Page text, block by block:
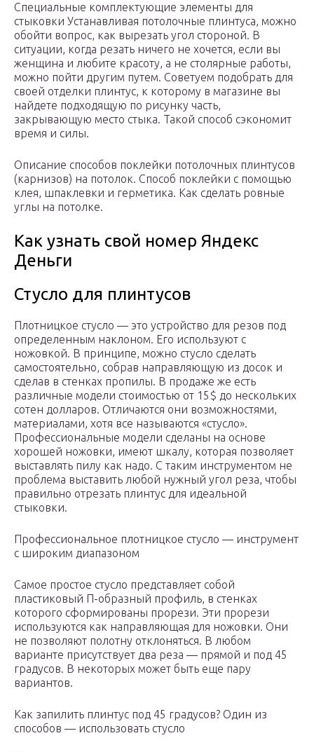
Специальные комплектующие элементы для
стыковки Устанавливая потолочные плинтуса, можно
обойти вопрос, как вырезать угол стороной. В
ситуации, когда резать ничего не хочется, если вы
женщина и любите красоту, а не столярные работы,
можно пойти другим путем. Советуем подобрать для
своей отделки плинтус, к которому в магазине вы
найдете подходящую по рисунку часть,
закрывающую место стыка. Такой способ сэкономит
время и силы.
Описание способов поклейки потолочных плинтусов
(карнизов) на потолок. Способ поклейки с помощью
клея, шпаклевки и герметика. Как сделать ровные
углы на потолке.
Как узнать свой номер Яндекс
Деньги
Стусло для плинтусов
Плотницкое стусло — это устройство для резов под
определенным наклоном. Его используют с
ножовкой. В принципе, можно стусло сделать
самостоятельно, собрав направляющую из досок и
сделав в стенках пропилы. В продаже же есть
различные модели стоимостью от 15$ до нескольких
сотен долларов. Отличаются они возможностями,
материалами, хотя все называются «стусло».
Профессиональные модели сделаны на основе
хорошей ножовки, имеют шкалу, которая позволяет
выставлять пилу как надо. С таким инструментом не
проблема выставить любой нужный угол реза, чтобы
правильно отрезать плинтус для идеальной
стыковки.
Профессиональное плотницкое стусло — инструмент
с широким диапазоном
Самое простое стусло представляет собой
пластиковый П-образный профиль, в стенках
которого сформированы прорези. Эти прорези
используются как направляющая для ножовки. Они
не позволяют полотну отклоняться. В любом
варианте присутствует два реза — прямой и под 45
градусов. В некоторых может быть еще пару
вариантов.
Как запилить плинтус под 45 градусов? Один из
способов — использовать стусло